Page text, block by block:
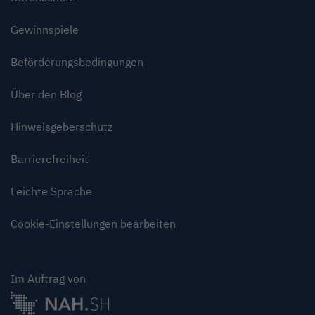
Gewinnspiele
Beförderungsbedingungen
Über den Blog
Hinweisgeberschutz
Barrierefreiheit
Leichte Sprache
Cookie-Einstellungen bearbeiten
Im Auftrag von